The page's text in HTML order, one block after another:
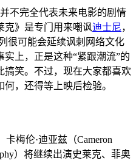
不完全代表未来电影的剧情
克》是专门用来嘲讽迪士尼，
很可能会延续讽刺网络文化
上，正是这种“紧跟潮流”的
搞笑。不过，现在大家都喜欢
，还得等上映后检验。
梅伦·迪亚兹（Cameron
）将继续出演史莱克、菲奥